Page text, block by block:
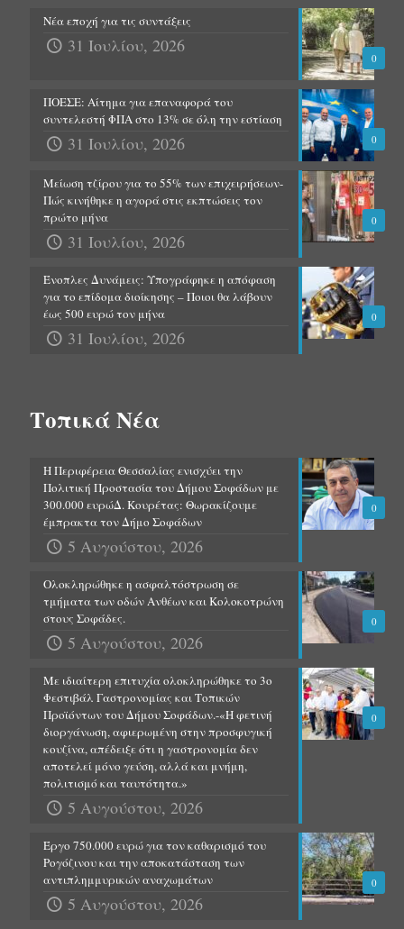
0
Νέα εποχή για τις συντάξεις
31 Ιουλίου, 2026
0
ΠΟΕΣΕ: Αίτημα για επαναφορά του
συντελεστή ΦΠΑ στο 13% σε όλη την εστίαση
31 Ιουλίου, 2026
0
Μείωση τζίρου για το 55% των επιχειρήσεων-
Πώς κινήθηκε η αγορά στις εκπτώσεις τον
πρώτο μήνα
31 Ιουλίου, 2026
0
Ένοπλες Δυνάμεις: Υπογράφηκε η απόφαση
για το επίδομα διοίκησης – Ποιοι θα λάβουν
έως 500 ευρώ τον μήνα
31 Ιουλίου, 2026
Τοπικά Νέα
0
Η Περιφέρεια Θεσσαλίας ενισχύει την
Πολιτική Προστασία του Δήμου Σοφάδων με
300.000 ευρώΔ. Κουρέτας: Θωρακίζουμε
έμπρακτα τον Δήμο Σοφάδων
5 Αυγούστου, 2026
0
Ολοκληρώθηκε η ασφαλτόστρωση σε
τμήματα των οδών Ανθέων και Κολοκοτρώνη
στους Σοφάδες.
5 Αυγούστου, 2026
0
Με ιδιαίτερη επιτυχία ολοκληρώθηκε το 3ο
Φεστιβάλ Γαστρονομίας και Τοπικών
Προϊόντων του Δήμου Σοφάδων.-«Η φετινή
διοργάνωση, αφιερωμένη στην προσφυγική
κουζίνα, απέδειξε ότι η γαστρονομία δεν
αποτελεί μόνο γεύση, αλλά και μνήμη,
πολιτισμό και ταυτότητα.»
5 Αυγούστου, 2026
0
Έργο 750.000 ευρώ για τον καθαρισμό του
Ρογόζινου και την αποκατάσταση των
αντιπλημμυρικών αναχωμάτων
5 Αυγούστου, 2026